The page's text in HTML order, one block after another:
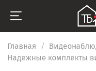
Главная
Надежные комплекты